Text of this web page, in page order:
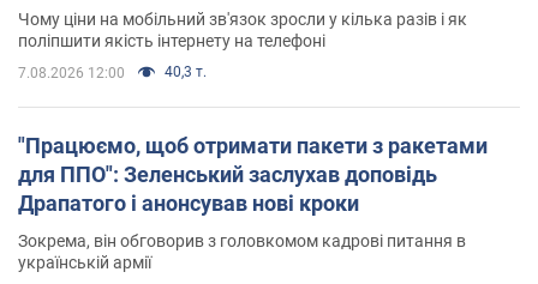
Чому ціни на мобільний зв'язок зросли у кілька разів і як
поліпшити якість інтернету на телефоні
7.08.2026 12:00 40,3 т.
"Працюємо, щоб отримати пакети з ракетами
для ППО": Зеленський заслухав доповідь
Драпатого і анонсував нові кроки
Зокрема, він обговорив з головкомом кадрові питання в
українській армії